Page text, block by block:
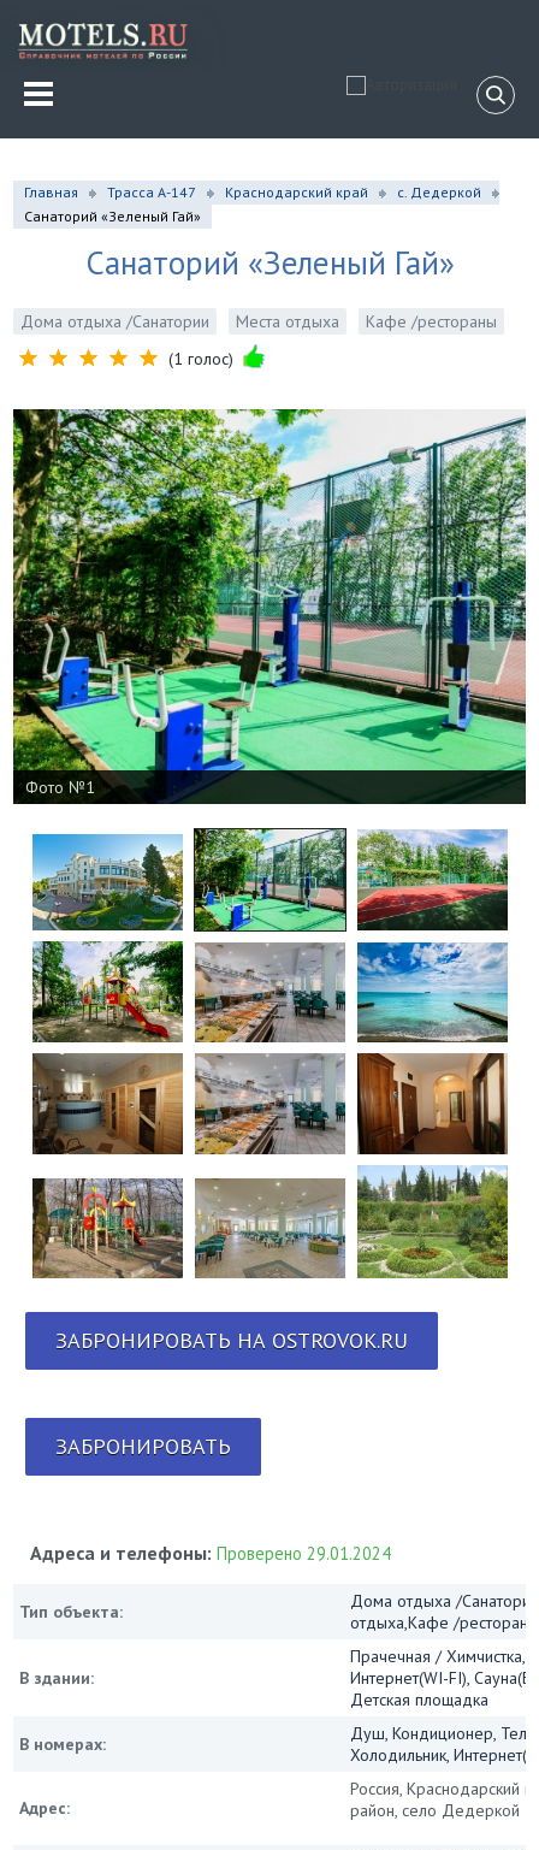
Главная Трасса А-147 Краснодарский край
с. Дедеркой
Санаторий «Зеленый Гай»
Санаторий «Зеленый Гай»
Дома отдыха /Санатории Места отдыха
Кафе /рестораны
(1 голос)
Фото №1
ЗАБРОНИРОВАТЬ НА OSTROVOK.RU
ЗАБРОНИРОВАТЬ
Адреса и телефоны:Проверено 29.01.2024
Тип объекта:
Дома отдыха /
отдыха,Кафе /рестораны
В здании:
Прачечная / Химчистка,
Интернет(WI-FI),
Детская площадка
В номерах:
Душ, Кондиционер,
Холодильник,
Адрес:
Россия, Краснодарский
район, село Дедеркой